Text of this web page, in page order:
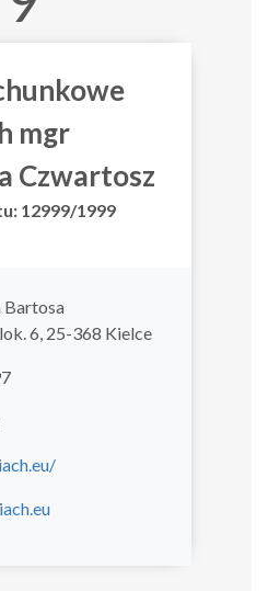
mgr
Czwartosz
12999/1999
Bartosa
6, 25-368 Kielce